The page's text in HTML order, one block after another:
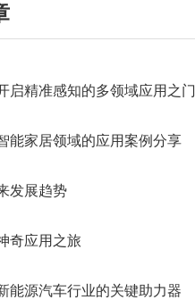
启精准感知的多领域应用之门
能家居领域的应用案例分享
发展趋势
奇应用之旅
能源汽车行业的关键助力器